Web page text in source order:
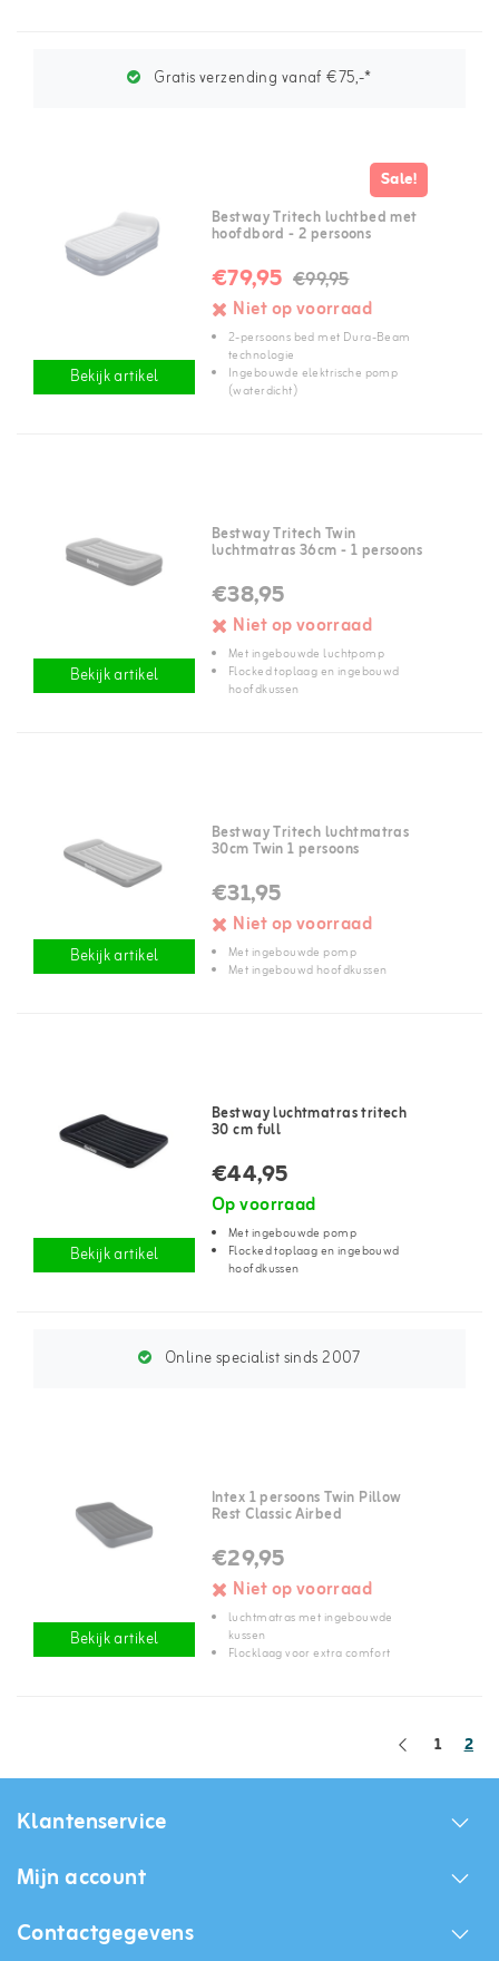
Gratis verzending vanaf €75,-*
Bekijk artikel
Sale!
Bestway Tritech luchtbed met
hoofdbord - 2 persoons
€79,95 €99,95
Niet op voorraad
2-persoons bed met Dura-Beam
technologie
Ingebouwde elektrische pomp
(waterdicht)
Bekijk artikel
Bestway Tritech Twin
luchtmatras 36cm - 1 persoons
€38,95
Niet op voorraad
Met ingebouwde luchtpomp
Flocked toplaag en ingebouwd
hoofdkussen
Bekijk artikel
Bestway Tritech luchtmatras
30cm Twin 1 persoons
€31,95
Niet op voorraad
Met ingebouwde pomp
Met ingebouwd hoofdkussen
Bekijk artikel
Bestway luchtmatras tritech
30 cm full
€44,95
Op voorraad
Met ingebouwde pomp
Flocked toplaag en ingebouwd
hoofdkussen
Online specialist sinds 2007
Bekijk artikel
Intex 1 persoons Twin Pillow
Rest Classic Airbed
€29,95
Niet op voorraad
luchtmatras met ingebouwde
kussen
Flocklaag voor extra comfort
1 2
Klantenservice
Mijn account
Contactgegevens